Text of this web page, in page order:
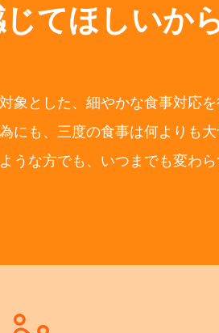
てほしいか
とした、細やかな食事対応を
にも、三度の食事は何よりも大
うな方でも、いつまでも変わ